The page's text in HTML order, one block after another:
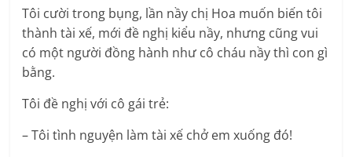
Tôi cười trong bụng, lần nầy chị Hoa muốn biến tôi
thành tài xế, mới đề nghị kiểu nầy, nhưng cũng vui
có một người đồng hành như cô cháu nầy thì con gì
bằng.
Tôi đề nghị với cô gái trẻ:
– Tôi tình nguyện làm tài xế chở em xuống đó!